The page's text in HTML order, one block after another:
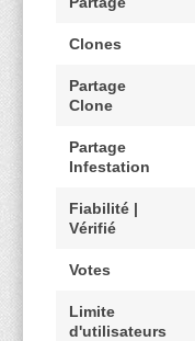
Clones
Partage
Clone
Partage
Infestation
Fiabilité |
Vérifié
Votes
Limite
d'utilisateurs